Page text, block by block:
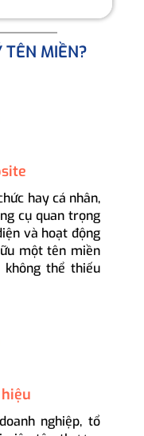
TÊN MIỀN?
hay cá nhân,
cụ quan trọng
và hoạt động
một tên miền
thể thiếu
nghiệp, tổ